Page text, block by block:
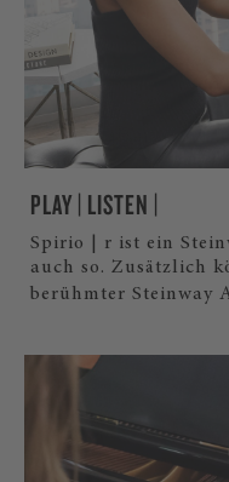
PLAY | LISTEN |
Spirio | r ist ein
auch so. Zusätzlich
berühmter Steinway